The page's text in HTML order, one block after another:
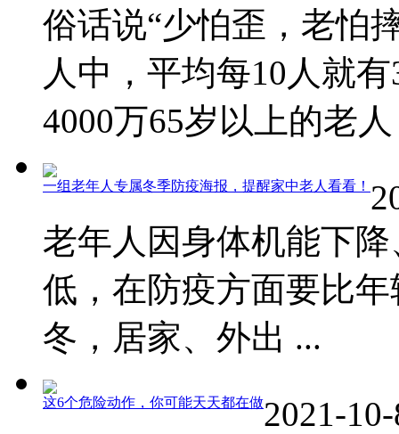
俗话说“少怕歪，老怕
人中，平均每10人就
4000万65岁以上的老人
一组老年人专属冬季防疫海报，提醒家中老人看看！
老年人因身体机能下
低，在防疫方面要比
冬，居家、外出 ...
这6个危险动作，你可能天天都在做2021-